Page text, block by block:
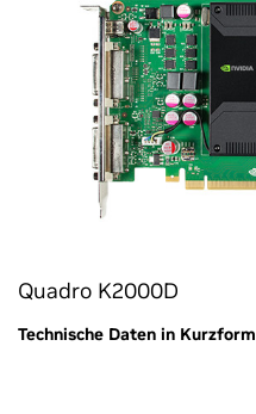
Quadro K2000D
Technische Daten in Kurzform